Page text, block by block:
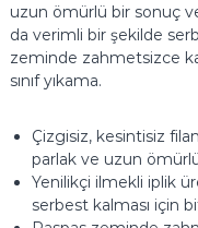
uzun ömürlü bir sonuç
da verimli bir şekilde
zeminde zahmetsizce
sınıf yıkama.
Çizgisiz, kesintisiz
parlak ve uzun
Yenilikçi ilmekli iplik
serbest kalması için